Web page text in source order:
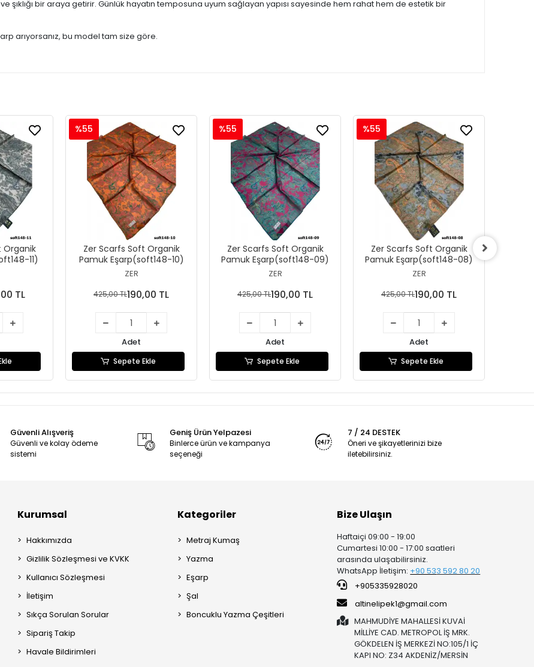
şıklığı bir araya getirir. Günlük hayatın temposuna uyum sağlayan yapısı sayesinde hem rahat hem de estetik bir
arıyorsanız, bu model tam size göre.
Organik
11)
TL
Zer Scarfs Soft Organik
Pamuk Eşarp(soft148-10)
ZER
%55
425,00 TL190,00 TL
Adet
Sepete Ekle
Zer Scarfs Soft Organik
Pamuk Eşarp(soft148-09)
ZER
%55
425,00 TL190,00 TL
Adet
Sepete Ekle
Zer Scarfs Soft Organik
Pamuk Eşarp(soft148-08)
ZER
%55
425,00 TL190,00 TL
Adet
Sepete Ekle
Güvenli Alışveriş
Güvenli ve kolay ödeme
sistemi
Geniş Ürün Yelpazesi
Binlerce ürün ve kampanya
seçeneği
7 / 24 DESTEK
Öneri ve şikayetlerinizi bize
iletebilirsiniz.
Kurumsal
Hakkımızda
Gizlilik Sözleşmesi ve KVKK
Kullanıcı Sözleşmesi
İletişim
Sıkça Sorulan Sorular
Sipariş Takip
Havale Bildirimleri
Kategoriler
Metraj Kumaş
Yazma
Eşarp
Şal
Boncuklu Yazma Çeşitleri
Bize Ulaşın
Haftaiçi 09:00 - 19:00
Cumartesi 10:00 - 17:00 saatleri
arasında ulaşabilirsiniz.
WhatsApp İletişim: +90 533 592 80 20
+905335928020
altinelipek1@gmail.com
MAHMUDİYE MAHALLESİ KUVAİ
MİLLİYE CAD. METROPOL İŞ MRK.
GÖKDELEN İŞ MERKEZİ NO:105/1 İÇ
KAPI NO: Z34 AKDENİZ/MERSİN